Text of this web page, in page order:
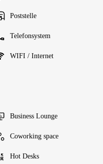
Poststelle
Telefonsystem
WIFI / Internet
Business Lounge
Coworking space
Hot Desks